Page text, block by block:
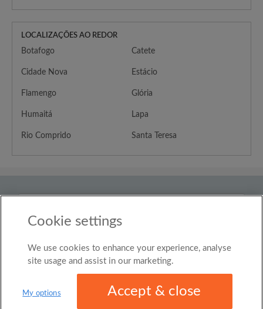
LOCALIZAÇÕES AO REDOR
Botafogo Catete
Cidade Nova Estácio
Flamengo Glória
Humaitá Lapa
Rio Comprido Santa Teresa
Brasil
© Roomgo Limited 2025 - 21 Market Place, Stockport,
United Kingdom, SK1 1EU
Cookie settings
We use cookies to enhance your experience, analyse
site usage and assist in our marketing.
My options Accept & close